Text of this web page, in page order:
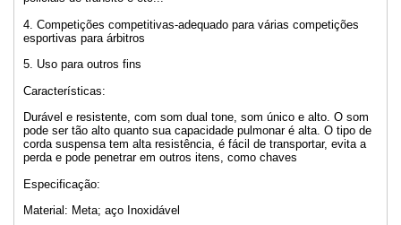
4. Competições competitivas-adequado para várias competições
esportivas para árbitros
5. Uso para outros fins
Características:
Durável e resistente, com som dual tone, som único e alto. O som
pode ser tão alto quanto sua capacidade pulmonar é alta. O tipo de
corda suspensa tem alta resistência, é fácil de transportar, evita a
perda e pode penetrar em outros itens, como chaves
Especificação:
Material: Meta; aço Inoxidável